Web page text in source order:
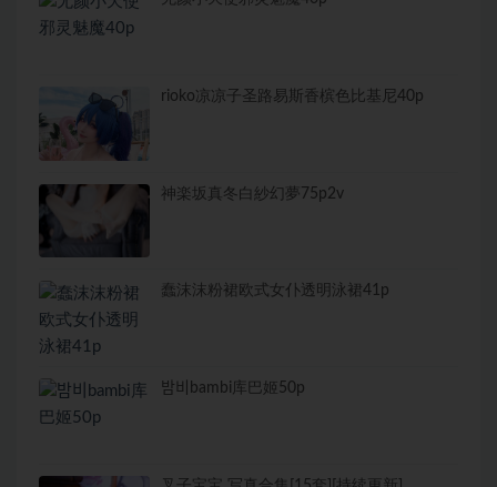
rioko凉凉子圣路易斯香槟色比基尼40p
神楽坂真冬白紗幻夢75p2v
蠢沫沫粉裙欧式女仆透明泳裙41p
밤비bambi库巴姬50p